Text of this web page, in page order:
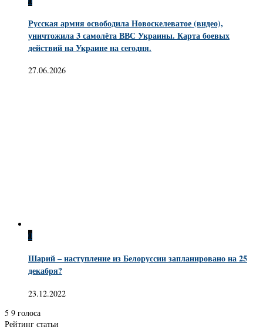
Русская армия освободила Новоскелеватое (видео),
уничтожила 3 самолёта ВВС Украины. Карта боевых
действий на Украине на сегодня.
27.06.2026
0
Шарий – наступление из Белоруссии запланировано на 25
декабря?
23.12.2022
5 9 голоса
Рейтинг статьи